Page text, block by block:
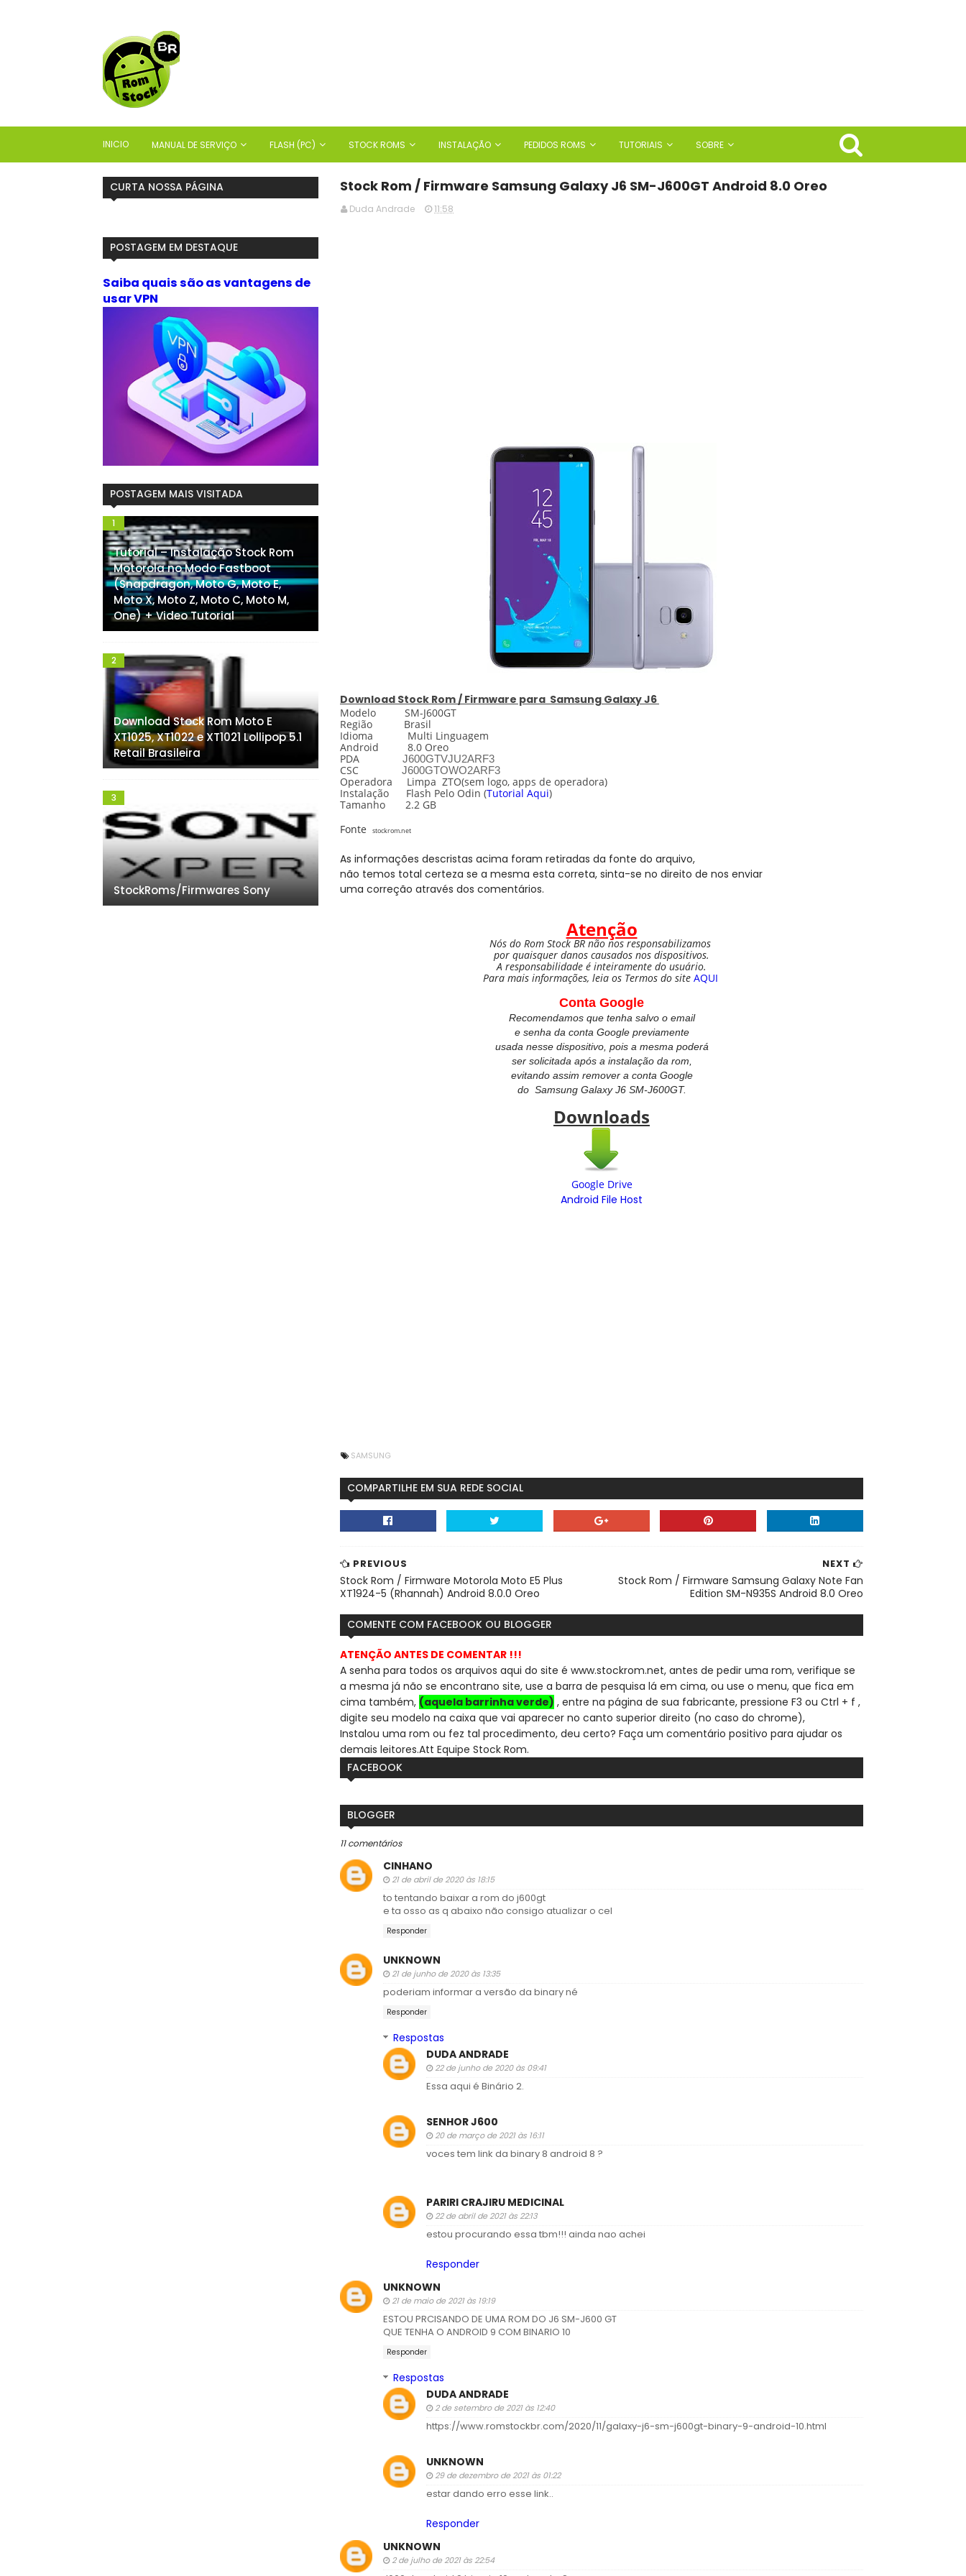
INICIO MANUAL DE SERVIÇO FLASH (PC) STOCK ROMS INSTALAÇÃO PEDIDOS ROMS TUTORIAIS SOBRE
Stock Rom / Firmware Samsung Galaxy J6 SM-J600GT Android 8.0 Oreo
Duda Andrade 11:58
Download Stock Rom / Firmware para Samsung Galaxy J6
Modelo SM-J600GT
Região Brasil
Idioma Multi Linguagem
Android 8.0 Oreo
PDA J600GTVJU2ARF3
CSC J600GTOWO2ARF3
Operadora Limpa ZTO(sem logo, apps de operadora)
Instalação Flash Pelo Odin (Tutorial Aqui)
Tamanho 2.2 GB
Fonte
stockrom.net
As informações descristas acima foram retiradas da fonte do arquivo,
não temos total certeza se a mesma esta correta, sinta-se no direito de nos enviar
uma correção através dos comentários.
Atenção
Nós do Rom Stock BR não nos responsabilizamos
por quaisquer danos causados nos dispositivos.
A responsabilidade é inteiramente do usuário.
Para mais informações, leia os Termos do site AQUI
Conta Google
Recomendamos que tenha salvo o email
e senha da conta Google previamente
usada nesse dispositivo, pois a mesma poderá
ser solicitada após a instalação da rom,
evitando assim remover a conta Google
do Samsung Galaxy J6 SM-J600GT.
Downloads
Google Drive
Android File Host
SAMSUNG
COMPARTILHE EM SUA REDE SOCIAL
NEXT
Stock Rom / Firmware Samsung Galaxy Note Fan
Edition SM-N935S Android 8.0 Oreo
PREVIOUS
Stock Rom / Firmware Motorola Moto E5 Plus
XT1924-5 (Rhannah) Android 8.0.0 Oreo
COMENTE COM FACEBOOK OU BLOGGER
ATENÇÃO ANTES DE COMENTAR !!!
A senha para todos os arquivos aqui do site é www.stockrom.net, antes de pedir uma rom, verifique se
a mesma já não se encontrano site, use a barra de pesquisa lá em cima, ou use o menu, que fica em
cima também, (aquela barrinha verde) , entre na página de sua fabricante, pressione F3 ou Ctrl + f ,
digite seu modelo na caixa que vai aparecer no canto superior direito (no caso do chrome),
Instalou uma rom ou fez tal procedimento, deu certo? Faça um comentário positivo para ajudar os
demais leitores.Att Equipe Stock Rom.
FACEBOOK
BLOGGER
11 comentários
CINHANO
21 de abril de 2020 às 18:15
to tentando baixar a rom do j600gt
e ta osso as q abaixo não consigo atualizar o cel
Responder
UNKNOWN
21 de junho de 2020 às 13:35
poderiam informar a versão da binary né
Responder
Respostas
DUDA ANDRADE
22 de junho de 2020 às 09:41
Essa aqui é Binário 2.
SENHOR J600
20 de março de 2021 às 16:11
voces tem link da binary 8 android 8 ?
PARIRI CRAJIRU MEDICINAL
22 de abril de 2021 às 22:13
estou procurando essa tbm!!! ainda nao achei
Responder
UNKNOWN
21 de maio de 2021 às 19:19
ESTOU PRCISANDO DE UMA ROM DO J6 SM-J600 GT
QUE TENHA O ANDROID 9 COM BINARIO 10
Responder
Respostas
DUDA ANDRADE
2 de setembro de 2021 às 12:40
https://www.romstockbr.com/2020/11/galaxy-j6-sm-j600gt-binary-9-android-10.html
UNKNOWN
29 de dezembro de 2021 às 01:22
estar dando erro esse link..
Responder
UNKNOWN
2 de julho de 2021 às 22:54
CURTA NOSSA PÁGINA
POSTAGEM EM DESTAQUE
Saiba quais são as vantagens de
usar VPN
POSTAGEM MAIS VISITADA
Tutorial – Instalação Stock Rom
Motorola no Modo Fastboot
(Snapdragon, Moto G, Moto E,
Moto X, Moto Z, Moto C, Moto M,
One) + Video Tutorial
Download Stock Rom Moto E
XT1025, XT1022 e XT1021 Lollipop 5.1
Retail Brasileira
StockRoms/Firmwares Sony